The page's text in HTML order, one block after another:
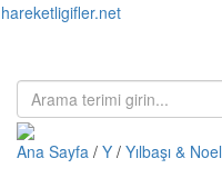
hareketligifler.net
Ana Sayfa / Y / Yılbaşı & Noel